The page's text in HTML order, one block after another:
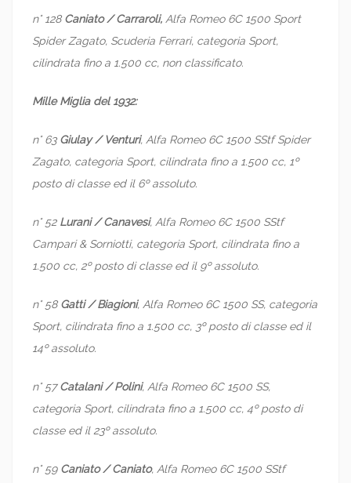
n° 128 Caniato / Carraroli, Alfa Romeo 6C 1500 Sport
Spider Zagato, Scuderia Ferrari, categoria Sport,
cilindrata fino a 1.500 cc, non classificato.
Mille Miglia del 1932:
n° 63 Giulay / Venturi, Alfa Romeo 6C 1500 SStf Spider
Zagato, categoria Sport, cilindrata fino a 1.500 cc, 1º
posto di classe ed il 6º assoluto.
n° 52 Lurani / Canavesi, Alfa Romeo 6C 1500 SStf
Campari & Sorniotti, categoria Sport, cilindrata fino a
1.500 cc, 2º posto di classe ed il 9º assoluto.
n° 58 Gatti / Biagioni, Alfa Romeo 6C 1500 SS, categoria
Sport, cilindrata fino a 1.500 cc, 3º posto di classe ed il
14º assoluto.
n° 57Catalani / Polini, Alfa Romeo 6C 1500 SS,
categoria Sport, cilindrata fino a 1.500 cc, 4º posto di
classe ed il 23º assoluto.
n° 59 Caniato / Caniato, Alfa Romeo 6C 1500 SStf